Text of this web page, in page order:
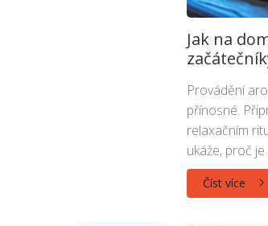
Jak na
Provádění
přínosné.
relaxačním
ukáže, proč
Číst více